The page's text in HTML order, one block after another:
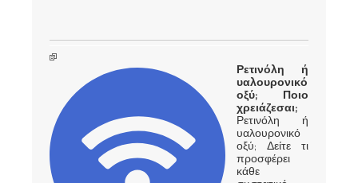
Ρετινόλη ή
υαλουρονικό
οξύ; Ποιο
χρειάζεσαι;
Ρετινόλη ή
υαλουρονικό
οξύ; Δείτε τι
προσφέρει
κάθε